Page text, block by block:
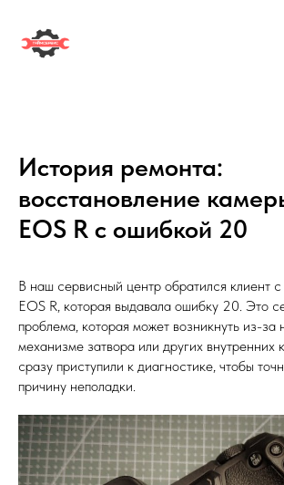
История ремонта:
восстановление
EOS R с ошибкой 20
В наш сервисный центр обратился клиент
EOS R, которая выдавала ошибку 20. Это
проблема, которая может возникнуть из-за
механизме затвора или других
сразу приступили к диагностике, чтобы
причину неполадки.